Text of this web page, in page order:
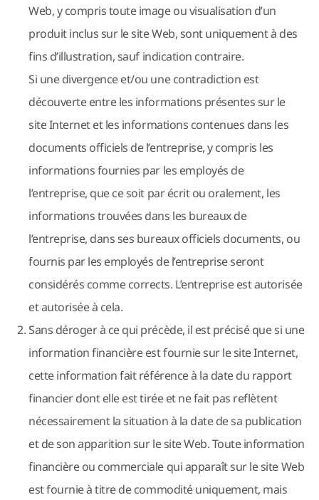
Web, y compris toute image ou visualisation d’un
produit inclus sur le site Web, sont uniquement à des
fins d’illustration, sauf indication contraire.
Si une divergence et/ou une contradiction est
découverte entre les informations présentes sur le
site Internet et les informations contenues dans les
documents officiels de l’entreprise, y compris les
informations fournies par les employés de
l’entreprise, que ce soit par écrit ou oralement, les
informations trouvées dans les bureaux de
l’entreprise, dans ses bureaux officiels documents, ou
fournis par les employés de l’entreprise seront
considérés comme corrects. L’entreprise est autorisée
et autorisée à cela.
Sans déroger à ce qui précède, il est précisé que si une
information financière est fournie sur le site Internet,
cette information fait référence à la date du rapport
financier dont elle est tirée et ne fait pas reflètent
nécessairement la situation à la date de sa publication
et de son apparition sur le site Web. Toute information
financière ou commerciale qui apparaît sur le site Web
est fournie à titre de commodité uniquement, mais